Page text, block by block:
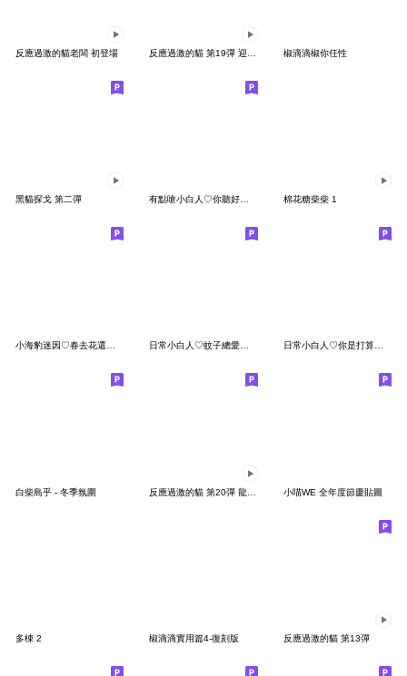
反應過激的貓老闆 初登場 椒滴滴椒你任性
黑貓探戈 第二彈 棉花糖柴柴 1
小海豹迷因♡春去花還在,哩頭殼趴代 日常小白人♡蚊子總愛在我睡前說故事 日常小白人♡你是打算下輩子再回嗎
白柴島乎 - 冬季氛圍 小喵WE 全年度節慶貼圖
多棟 2 椒滴滴實用篇4-復刻版 反應過激的貓 第13彈